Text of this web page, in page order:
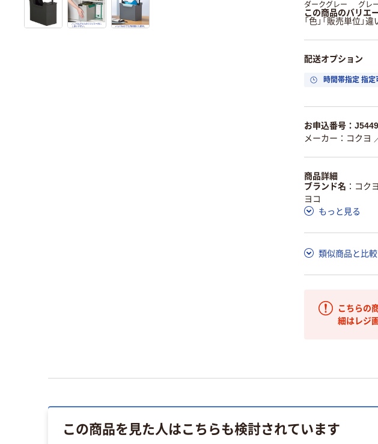
ダークグレー グレ
この商品のバリエ
「色」「販売単位」
配送オプション
時間帯指定 指定
お申込番号：
メーカー：コクヨ
商品詳細
ブランド名
コクヨ
ヨコ
もっと見る
類似商品と比
こちらの
細はレジ
この商品を見た人はこちらも検討されています